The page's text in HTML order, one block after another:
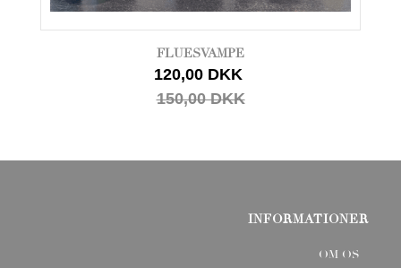
FLUESVAMPE
120,00 DKK
150,00 DKK
INFORMATIONER
OM OS